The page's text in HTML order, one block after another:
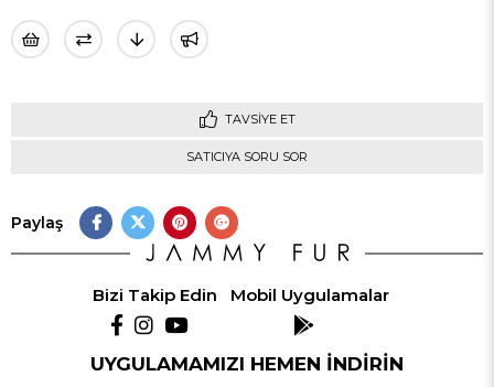
TAVSIYE ET
SATICIYA SORU SOR
Paylaş
Bizi Takip Edin Mobil Uygulamalar
UYGULAMAMIZI HEMEN İNDİRİN